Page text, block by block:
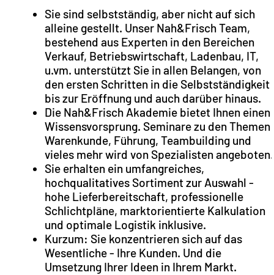
Sie sind selbstständig, aber nicht auf sich
alleine gestellt. Unser Nah&Frisch Team,
bestehend aus Experten in den Bereichen
Verkauf, Betriebswirtschaft, Ladenbau, IT,
u.vm. unterstützt Sie in allen Belangen, von
den ersten Schritten in die Selbstständigkeit
bis zur Eröffnung und auch darüber hinaus.
Die Nah&Frisch Akademie bietet Ihnen einen
Wissensvorsprung. Seminare zu den Themen
Warenkunde, Führung, Teambuilding und
vieles mehr wird von Spezialisten angeboten.
Sie erhalten ein umfangreiches,
hochqualitatives Sortiment zur Auswahl -
hohe Lieferbereitschaft, professionelle
Schlichtpläne, marktorientierte Kalkulation
und optimale Logistik inklusive.
Kurzum: Sie konzentrieren sich auf das
Wesentliche - Ihre Kunden. Und die
Umsetzung Ihrer Ideen in Ihrem Markt.